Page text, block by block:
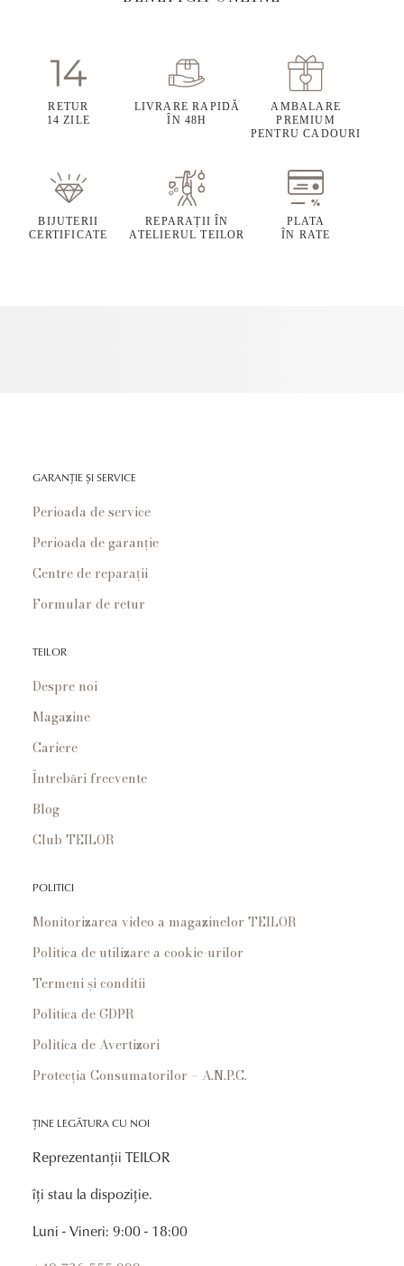
RETUR
14 ZILE
LIVRARE RAPIDĂ
ÎN 48H
AMBALARE
PREMIUM
PENTRU CADOURI
BIJUTERII
CERTIFICATE
REPARAȚII ÎN
ATELIERUL TEILOR
PLATA
ÎN RATE
GARANȚIE ȘI SERVICE
Perioada de service
Perioada de garanție
Centre de reparații
Formular de retur
TEILOR
Despre noi
Magazine
Cariere
Întrebări frecvente
Blog
Club TEILOR
POLITICI
Monitorizarea video a magazinelor TEILOR
Politica de utilizare a cookie-urilor
Termeni și conditii
Politica de GDPR
Politica de Avertizori
Protecția Consumatorilor – A.N.P.C.
ȚINE LEGĂTURA CU NOI
Reprezentanții TEILOR
îți stau la dispoziție.
Luni - Vineri: 9:00 - 18:00